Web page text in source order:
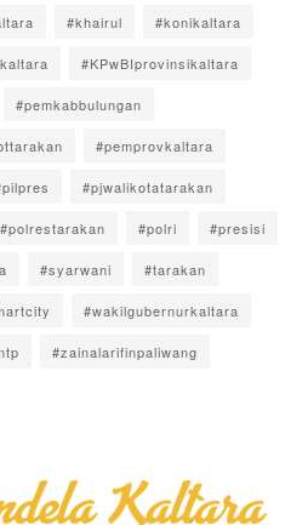
#khairul #konikaltara
#KPwBIprovinsikaltara
#pemkabbulungan
#pemprovkaltara
#pjwalikotatarakan
#polrestarakan #polri #presisi
#syarwani #tarakan
#wakilgubernurkaltara
#zainalarifinpaliwang